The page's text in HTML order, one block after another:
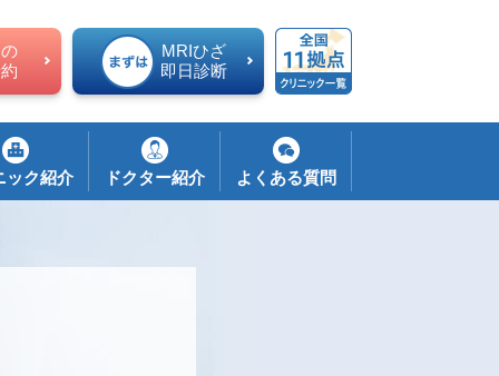
MRIひざ
即日診断
ック紹介 ドクター紹介 よくある質問